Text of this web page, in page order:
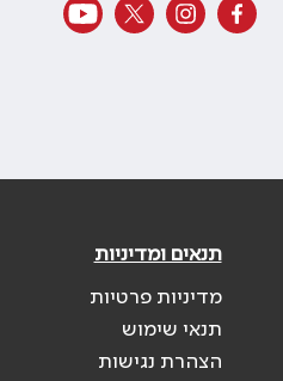
תנאים ומדיניות
מדיניות פרטיות
תנאי שימוש
הצהרת נגישות